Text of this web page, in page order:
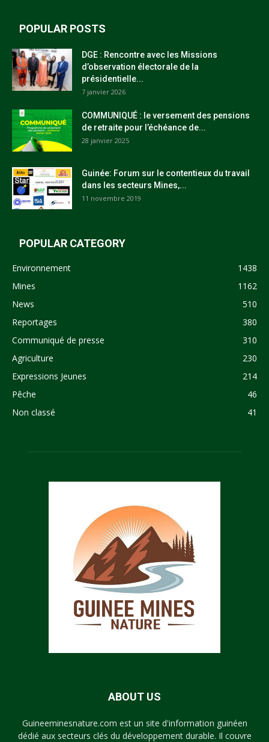
POPULAR POSTS
DGE : Rencontre avec les Missions
d’observation électorale de la
présidentielle...
7 janvier 2026
COMMUNIQUÉ : le versement des pensions
de retraite pour l’échéance de...
28 janvier 2025
Guinée: Forum sur le contentieux du travail
dans les secteurs Mines,...
11 novembre 2019
POPULAR CATEGORY
Environnement
1438
Mines
1162
News
510
Reportages
380
Communiqué de presse
310
Agriculture
230
Expressions Jeunes
214
Pêche
46
Non classé
41
ABOUT US
Guineeminesnature.com est un site d'information guinéen
dédié aux secteurs clés du développement durable. Il couvre